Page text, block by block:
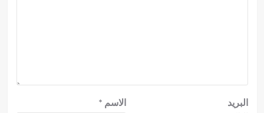
الاسم *
البريد